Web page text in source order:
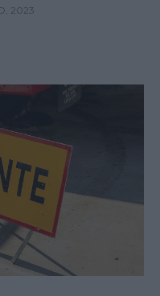
2023